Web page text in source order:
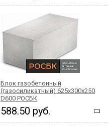
Блок газобетонный
(газосиликатный) 625x300x250
D600 РОСБК
588.50 руб.